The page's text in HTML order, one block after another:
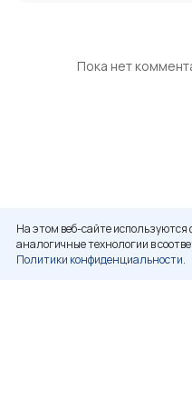
Пока нет
На этом веб-сайте используются
аналогичные технологии в
Политики конфиденциальности.